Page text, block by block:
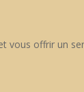
vous offrir un